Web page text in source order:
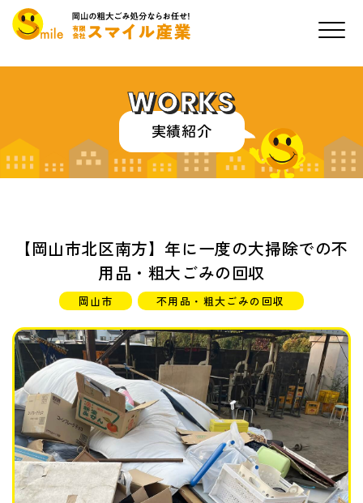
WORKS
実績紹介
【岡山市北区南方】年に一度の大掃除での不
用品・粗大ごみの回収
岡山市 不用品・粗大ごみの回収